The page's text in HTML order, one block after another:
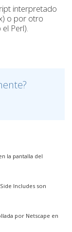
interpretado
o por otro
Perl).
la pantalla del
Includes son
por Netscape en